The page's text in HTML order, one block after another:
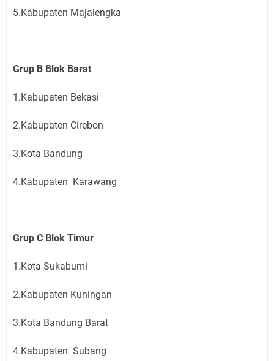
5.Kabupaten Majalengka
Grup B Blok Barat
1.Kabupaten Bekasi
2.Kabupaten Cirebon
3.Kota Bandung
4.Kabupaten Karawang
Grup C Blok Timur
1.Kota Sukabumi
2.Kabupaten Kuningan
3.Kota Bandung Barat
4.Kabupaten Subang